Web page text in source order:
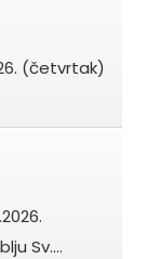
(četvrtak)
Sv.…